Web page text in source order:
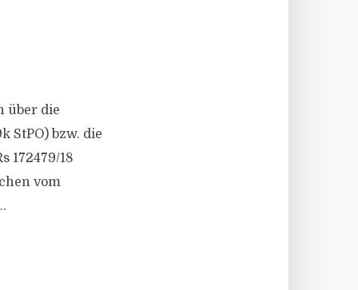
über die
StPO) bzw. die
172479/18
vom